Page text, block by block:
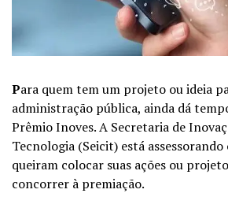
Para quem tem um projeto ou ideia
administração pública, ainda dá
Prêmio Inoves. A Secretaria de
Tecnologia (Seicit) está assessorando
queiram colocar suas ações ou
concorrer à premiação.